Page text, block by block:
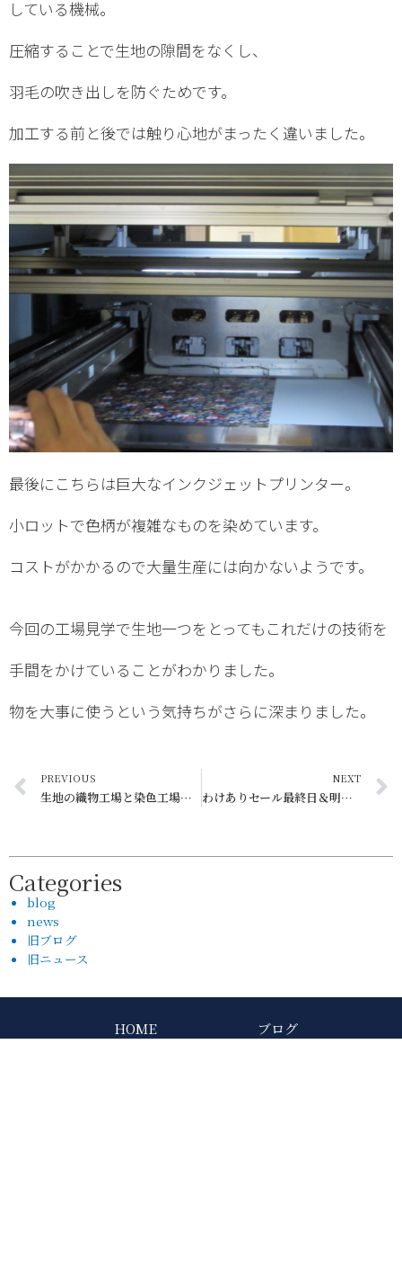
している機械。
圧縮することで生地の隙間をなくし、
羽毛の吹き出しを防ぐためです。
加工する前と後では触り心地がまったく違いました。
最後にこちらは巨大なインクジェットプリンター。
小ロットで色柄が複雑なものを染めています。
コストがかかるので大量生産には向かないようです。
今回の工場見学で生地一つをとってもこれだけの技術を
手間をかけていることがわかりました。
物を大事に使うという気持ちがさらに深まりました。
PREVIOUS
生地の織物工場と染色工場見学。
NEXT
わけありセール最終日＆明日からお休み
Categories
blog
news
旧ブログ
旧ニュース
HOME
ブログ